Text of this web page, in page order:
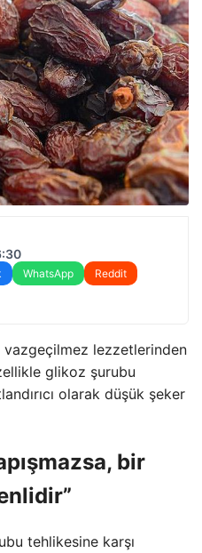
WhatsApp
Reddit
vazgeçilmez lezzetlerinden
glikoz şurubu
olarak düşük şeker
bir
tehlikesine karşı